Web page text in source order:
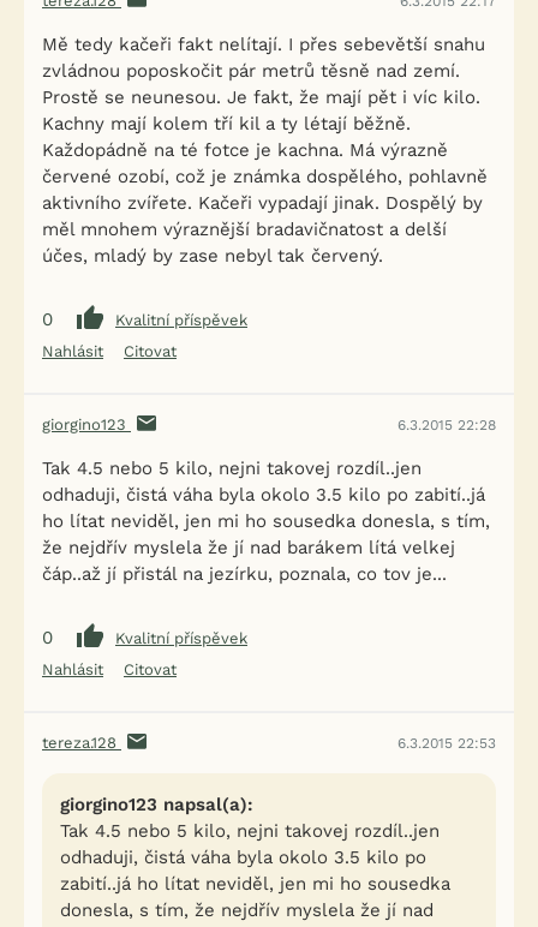
Mě tedy kačeři fakt nelítají. I přes sebevětší snahu
zvládnou poposkočit pár metrů těsně nad zemí.
Prostě se neunesou. Je fakt, že mají pět i víc kilo.
Kachny mají kolem tří kil a ty létají běžně.
Každopádně na té fotce je kachna. Má výrazně
červené ozobí, což je známka dospělého, pohlavně
aktivního zvířete. Kačeři vypadají jinak. Dospělý by
měl mnohem výraznější bradavičnatost a delší
účes, mladý by zase nebyl tak červený.
0
Kvalitní příspěvek
Nahlásit
Citovat
giorgino123 6.3.2015 22:28
Tak 4.5 nebo 5 kilo, nejni takovej rozdíl..jen
odhaduji, čistá váha byla okolo 3.5 kilo po zabití..já
ho lítat neviděl, jen mi ho sousedka donesla, s tím,
že nejdřív myslela že jí nad barákem lítá velkej
čáp..až jí přistál na jezírku, poznala, co tov je...
0
Kvalitní příspěvek
Nahlásit
Citovat
tereza.128 6.3.2015 22:53
giorgino123 napsal(a):
Tak 4.5 nebo 5 kilo, nejni takovej rozdíl..jen
odhaduji, čistá váha byla okolo 3.5 kilo po
zabití..já ho lítat neviděl, jen mi ho sousedka
donesla, s tím, že nejdřív myslela že jí nad
Více informací o souhlasu s marketingem třetích stran
najdetezde.
PŘIHLÁSIT SE K NEWSLETTERU A VYZVEDNOUT DÁREK. 🎁
NE, DĚKUJI